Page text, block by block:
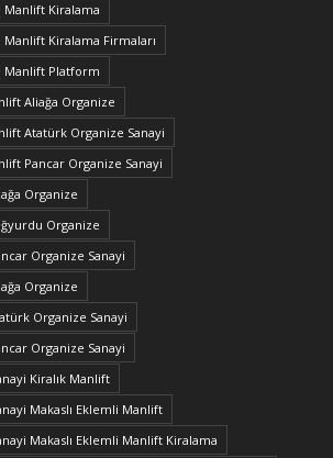
Manlift Kiralama
Kiralama Firmaları
Manlift Platform
Aliağa Organize
Atatürk Organize Sanayi
Pancar Organize Sanayi
Organize
Organize
Organize Sanayi
Organize
Organize Sanayi
Organize Sanayi
Kiralık Manlift
Makaslı Eklemli Manlift
Makaslı Eklemli Manlift Kiralama